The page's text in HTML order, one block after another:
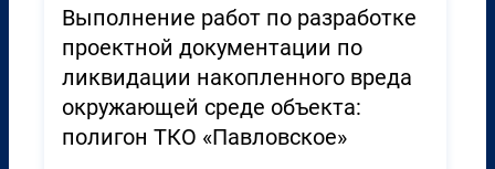
Выполнение работ по разработке
проектной документации по
ликвидации накопленного вреда
окружающей среде объекта:
полигон ТКО «Павловское»